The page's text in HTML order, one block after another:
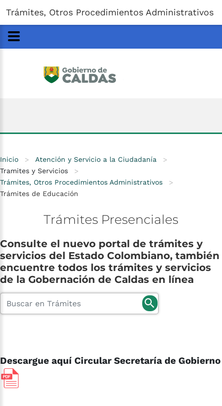
Gobernación de Caldas
Trámites, Otros Procedimientos Administrativos
Inicio > Atención y Servicio a la Ciudadanía
>
Tramites y Servicios
>
Trámites, Otros Procedimientos Administrativos
>
Trámites de Educación
Trámites Presenciales
Consulte el nuevo portal de trámites y
servicios del Estado Colombiano, también
encuentre todos los trámites y servicios
de la Gobernación de Caldas en línea
Descargue aquí Circular Secretaría de Gobierno